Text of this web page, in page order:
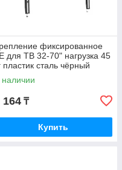
фиксированное
для ТВ 32-70" нагрузка 45
пластик сталь чёрный
наличии
164 ₸
Купить